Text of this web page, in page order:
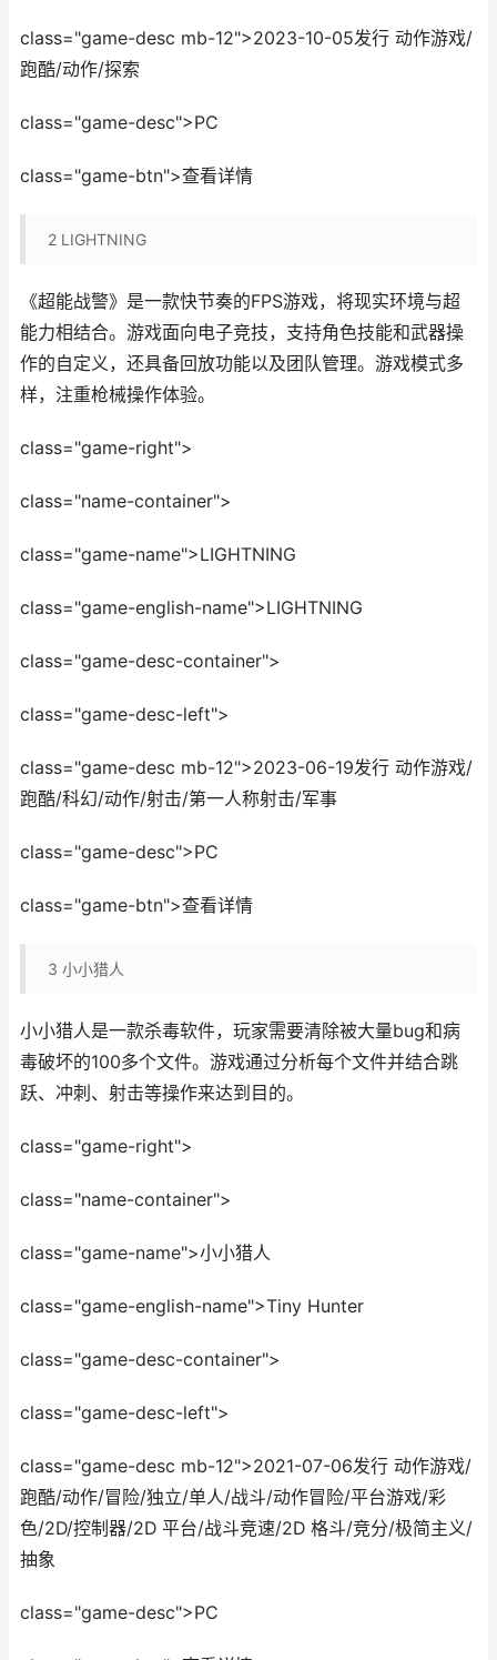
class="game-desc mb-12">2023-10-05发行 动作游戏/
跑酷/动作/探索
class="game-desc">PC
class="game-btn">查看详情
2 LIGHTNING
《超能战警》是一款快节奏的FPS游戏，将现实环境与超
能力相结合。游戏面向电子竞技，支持角色技能和武器操
作的自定义，还具备回放功能以及团队管理。游戏模式多
样，注重枪械操作体验。
class="game-right">
class="name-container">
class="game-name">LIGHTNING
class="game-english-name">LIGHTNING
class="game-desc-container">
class="game-desc-left">
class="game-desc mb-12">2023-06-19发行 动作游戏/
跑酷/科幻/动作/射击/第一人称射击/军事
class="game-desc">PC
class="game-btn">查看详情
3 小小猎人
小小猎人是一款杀毒软件，玩家需要清除被大量bug和病
毒破坏的100多个文件。游戏通过分析每个文件并结合跳
跃、冲刺、射击等操作来达到目的。
class="game-right">
class="name-container">
class="game-name">小小猎人
class="game-english-name">Tiny Hunter
class="game-desc-container">
class="game-desc-left">
class="game-desc mb-12">2021-07-06发行 动作游戏/
跑酷/动作/冒险/独立/单人/战斗/动作冒险/平台游戏/彩
色/2D/控制器/2D 平台/战斗竞速/2D 格斗/竞分/极简主义/
抽象
class="game-desc">PC